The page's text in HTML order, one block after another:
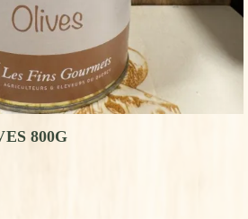
800G